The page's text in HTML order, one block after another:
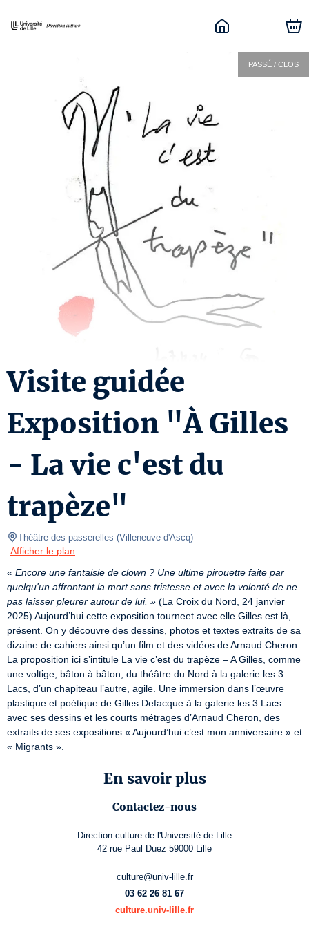
PASSÉ / CLOS
Visite guidée
Exposition "À Gilles
- La vie c'est du
trapèze"
Théâtre des passerelles (Villeneuve d'Ascq)
Afficher le plan
« Encore une fantaisie de clown ? Une ultime pirouette faite par
quelqu'un affrontant la mort sans tristesse et avec la volonté de ne
pas laisser pleurer autour de lui. » (La Croix du Nord, 24 janvier
2025) Aujourd’hui cette exposition tourneet avec elle Gilles est là,
présent. On y découvre des dessins, photos et textes extraits de sa
dizaine de cahiers ainsi qu’un film et des vidéos de Arnaud Cheron.
La proposition ici s’intitule La vie c’est du trapèze – A Gilles, comme
une voltige, bâton à bâton, du théâtre du Nord à la galerie les 3
Lacs, d’un chapiteau l’autre, agile. Une immersion dans l’œuvre
plastique et poétique de Gilles Defacque à la galerie les 3 Lacs
avec ses dessins et les courts métrages d’Arnaud Cheron, des
extraits de ses expositions « Aujourd’hui c’est mon anniversaire » et
« Migrants ».
En savoir plus
Contactez-nous
Direction culture de l'Université de Lille
42 rue Paul Duez 59000 Lille
culture@univ-lille.fr
03 62 26 81 67
culture.univ-lille.fr